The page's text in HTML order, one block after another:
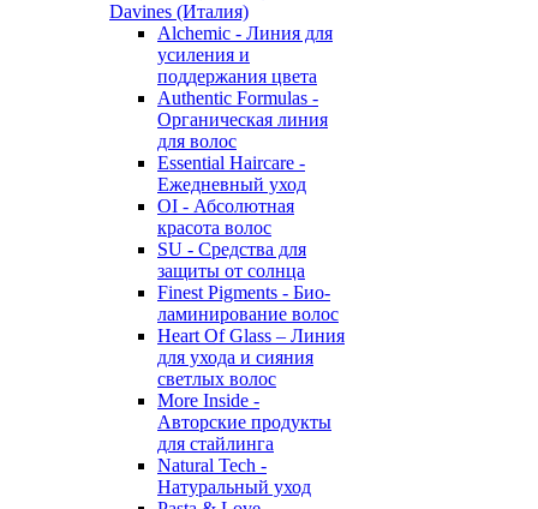
Davines (Италия)
Alchemic - Линия для
усиления и
поддержания цвета
Authentic Formulas -
Органическая линия
для волос
Essential Haircare -
Eжедневный уход
OI - Абсолютная
красота волос
SU - Средства для
защиты от солнца
Finest Pigments - Био-
ламинирование волос
Heart Of Glass – Линия
для ухода и сияния
светлых волос
More Inside -
Авторские продукты
для стайлинга
Natural Tech -
Натуральный уход